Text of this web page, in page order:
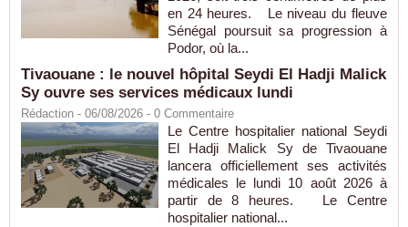
en 24 heures. Le niveau du fleuve
Sénégal poursuit sa progression à
Podor, où la...
Tivaouane : le nouvel hôpital Seydi El Hadji Malick
Sy ouvre ses services médicaux lundi
Rédaction - 06/08/2026 - 0 Commentaire
Le Centre hospitalier national Seydi
El Hadji Malick Sy de Tivaouane
lancera officiellement ses activités
médicales le lundi 10 août 2026 à
partir de 8 heures. Le Centre
hospitalier national...